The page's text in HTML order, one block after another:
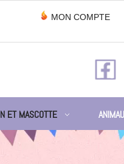
MON COMPTE
ET MASCOTTE